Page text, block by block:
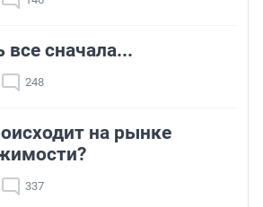
все сначала...
248
на рынке
337